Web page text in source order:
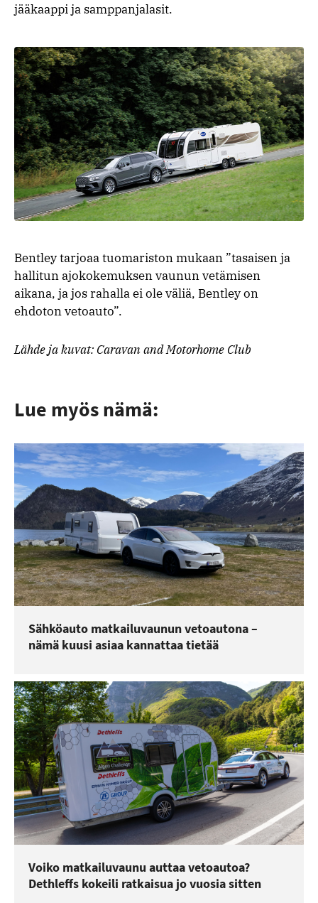
jääkaappi ja samppanjalasit.
Bentley tarjoaa tuomariston mukaan ”tasaisen ja
hallitun ajokokemuksen vaunun vetämisen
aikana, ja jos rahalla ei ole väliä, Bentley on
ehdoton vetoauto”.
Lähde ja kuvat: Caravan and Motorhome Club
Lue myös nämä:
Sähköauto matkailuvaunun vetoautona –
nämä kuusi asiaa kannattaa tietää
Voiko matkailuvaunu auttaa vetoautoa?
Dethleffs kokeili ratkaisua jo vuosia sitten